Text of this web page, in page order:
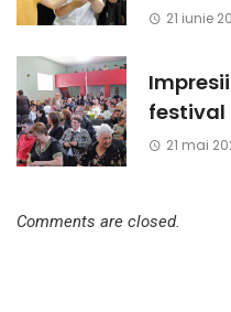
21 iunie
festival
21 mai
Comments are closed.